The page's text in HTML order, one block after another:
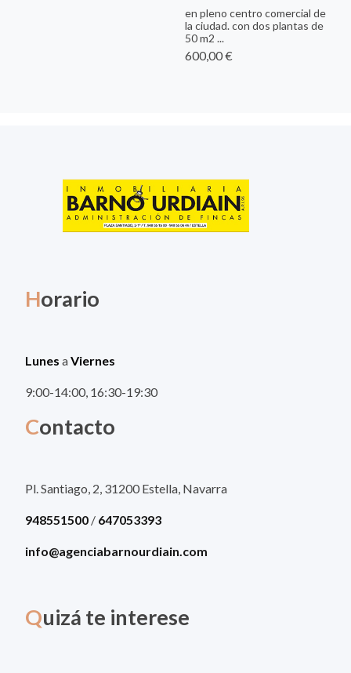
en pleno centro comercial de
la ciudad. con dos plantas de
50 m2 ...
600,00 €
Horario
Lunes aViernes
9:00-14:00, 16:30-19:30
Contacto
Pl. Santiago, 2, 31200 Estella, Navarra
948551500 / 647053393
info@agenciabarnourdiain.com
Quizá te interese